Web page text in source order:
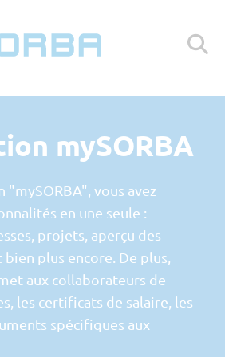
<10 👷
10-50 👷
>50 👷
mySORBA
"mySORBA", vous avez
en une seule :
projets, aperçu des
plus encore. De plus,
aux collaborateurs de
les certificats de salaire, les
spécifiques aux